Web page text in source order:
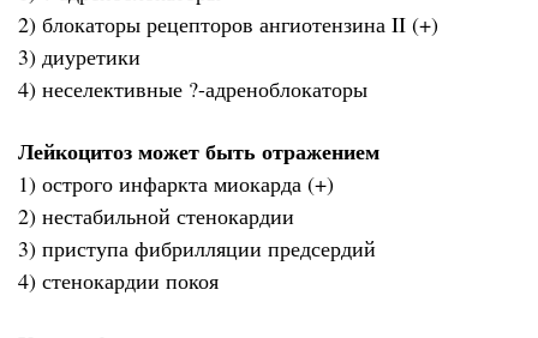
2) блокаторы рецепторов ангиотензина II (+)
3) диуретики
4) неселективные ?-адреноблокаторы
Лейкоцитоз может быть отражением
1) острого инфаркта миокарда (+)
2) нестабильной стенокардии
3) приступа фибрилляции предсердий
4) стенокардии покоя